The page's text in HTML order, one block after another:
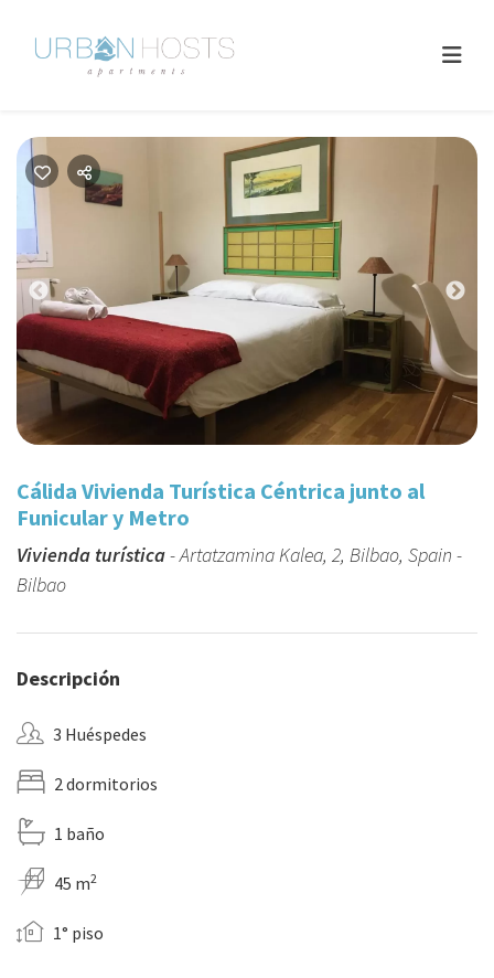
Previous
Cálida Vivienda Turística Céntrica junto al
Funicular y Metro
Vivienda turística- Artatzamina Kalea, 2, Bilbao, Spain -
Bilbao
Descripción
3 Huéspedes
2 dormitorios
1 baño
45 m2
1° piso